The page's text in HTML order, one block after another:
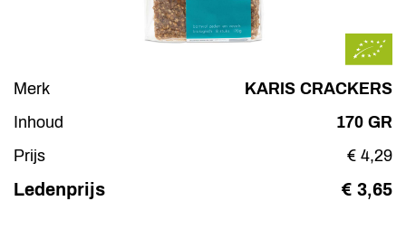
Merk
KARIS CRACKERS
Inhoud
170 GR
Prijs
€ 4,29
Ledenprijs € 3,65